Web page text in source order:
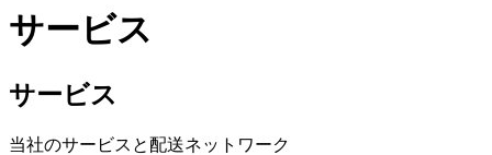
サービス
サービス
当社のサービスと配送ネットワーク